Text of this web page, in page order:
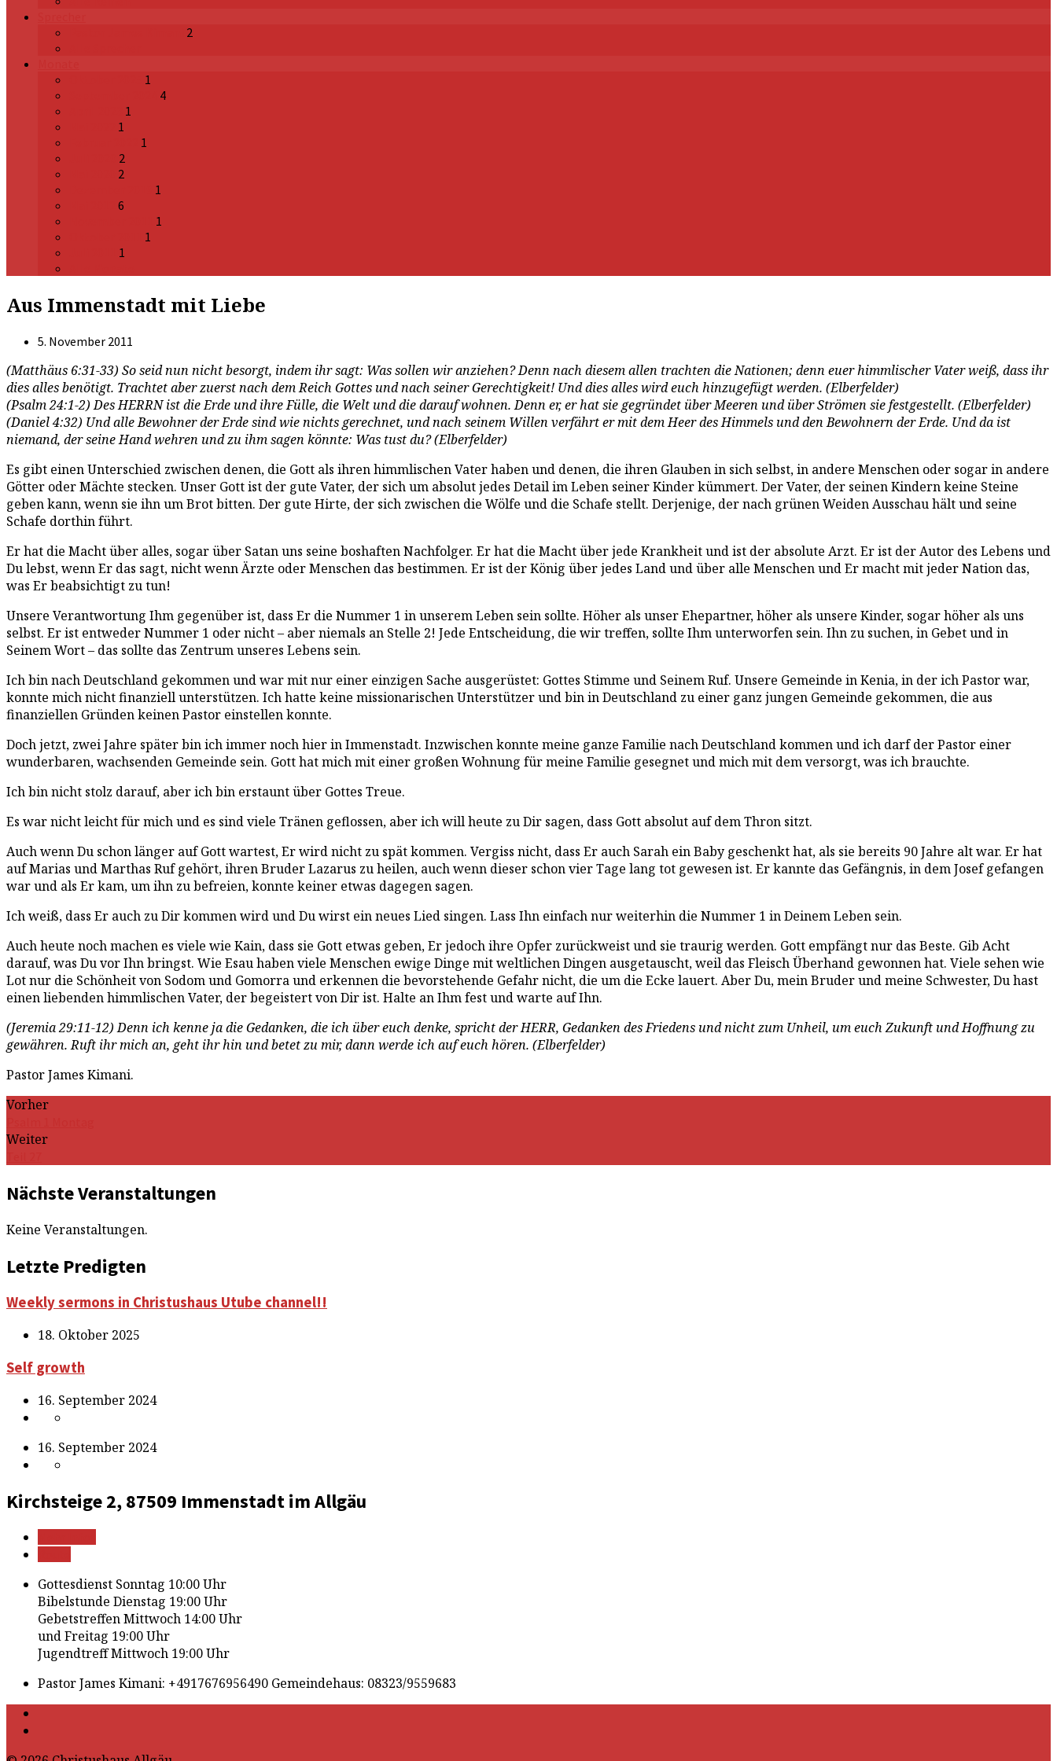
2
1
4
1
1
1
2
2
1
6
1
1
1
Aus Immenstadt mit Liebe
5. November 2011
(Matthäus 6:31-33) So seid nun nicht besorgt, indem ihr sagt: Was sollen wir anziehen? Denn nach diesem allen trachten die Nationen; denn euer himmlischer Vater weiß, dass ihr
dies alles benötigt. Trachtet aber zuerst nach dem Reich Gottes und nach seiner Gerechtigkeit! Und dies alles wird euch hinzugefügt werden. (Elberfelder)
(Psalm 24:1-2) Des HERRN ist die Erde und ihre Fülle, die Welt und die darauf wohnen. Denn er, er hat sie gegründet über Meeren und über Strömen sie festgestellt. (Elberfelder)
(Daniel 4:32) Und alle Bewohner der Erde sind wie nichts gerechnet, und nach seinem Willen verfährt er mit dem Heer des Himmels und den Bewohnern der Erde. Und da ist
niemand, der seine Hand wehren und zu ihm sagen könnte: Was tust du? (Elberfelder)
Es gibt einen Unterschied zwischen denen, die Gott als ihren himmlischen Vater haben und denen, die ihren Glauben in sich selbst, in andere Menschen oder sogar in andere
Götter oder Mächte stecken. Unser Gott ist der gute Vater, der sich um absolut jedes Detail im Leben seiner Kinder kümmert. Der Vater, der seinen Kindern keine Steine
geben kann, wenn sie ihn um Brot bitten. Der gute Hirte, der sich zwischen die Wölfe und die Schafe stellt. Derjenige, der nach grünen Weiden Ausschau hält und seine
Schafe dorthin führt.
Er hat die Macht über alles, sogar über Satan uns seine boshaften Nachfolger. Er hat die Macht über jede Krankheit und ist der absolute Arzt. Er ist der Autor des Lebens und
Du lebst, wenn Er das sagt, nicht wenn Ärzte oder Menschen das bestimmen. Er ist der König über jedes Land und über alle Menschen und Er macht mit jeder Nation das,
was Er beabsichtigt zu tun!
Unsere Verantwortung Ihm gegenüber ist, dass Er die Nummer 1 in unserem Leben sein sollte. Höher als unser Ehepartner, höher als unsere Kinder, sogar höher als uns
selbst. Er ist entweder Nummer 1 oder nicht – aber niemals an Stelle 2! Jede Entscheidung, die wir treffen, sollte Ihm unterworfen sein. Ihn zu suchen, in Gebet und in
Seinem Wort – das sollte das Zentrum unseres Lebens sein.
Ich bin nach Deutschland gekommen und war mit nur einer einzigen Sache ausgerüstet: Gottes Stimme und Seinem Ruf. Unsere Gemeinde in Kenia, in der ich Pastor war,
konnte mich nicht finanziell unterstützen. Ich hatte keine missionarischen Unterstützer und bin in Deutschland zu einer ganz jungen Gemeinde gekommen, die aus
finanziellen Gründen keinen Pastor einstellen konnte.
Doch jetzt, zwei Jahre später bin ich immer noch hier in Immenstadt. Inzwischen konnte meine ganze Familie nach Deutschland kommen und ich darf der Pastor einer
wunderbaren, wachsenden Gemeinde sein. Gott hat mich mit einer großen Wohnung für meine Familie gesegnet und mich mit dem versorgt, was ich brauchte.
Ich bin nicht stolz darauf, aber ich bin erstaunt über Gottes Treue.
Es war nicht leicht für mich und es sind viele Tränen geflossen, aber ich will heute zu Dir sagen, dass Gott absolut auf dem Thron sitzt.
Auch wenn Du schon länger auf Gott wartest, Er wird nicht zu spät kommen. Vergiss nicht, dass Er auch Sarah ein Baby geschenkt hat, als sie bereits 90 Jahre alt war. Er hat
auf Marias und Marthas Ruf gehört, ihren Bruder Lazarus zu heilen, auch wenn dieser schon vier Tage lang tot gewesen ist. Er kannte das Gefängnis, in dem Josef gefangen
war und als Er kam, um ihn zu befreien, konnte keiner etwas dagegen sagen.
Ich weiß, dass Er auch zu Dir kommen wird und Du wirst ein neues Lied singen. Lass Ihn einfach nur weiterhin die Nummer 1 in Deinem Leben sein.
Auch heute noch machen es viele wie Kain, dass sie Gott etwas geben, Er jedoch ihre Opfer zurückweist und sie traurig werden. Gott empfängt nur das Beste. Gib Acht
darauf, was Du vor Ihn bringst. Wie Esau haben viele Menschen ewige Dinge mit weltlichen Dingen ausgetauscht, weil das Fleisch Überhand gewonnen hat. Viele sehen wie
Lot nur die Schönheit von Sodom und Gomorra und erkennen die bevorstehende Gefahr nicht, die um die Ecke lauert. Aber Du, mein Bruder und meine Schwester, Du hast
einen liebenden himmlischen Vater, der begeistert von Dir ist. Halte an Ihm fest und warte auf Ihn.
(Jeremia 29:11-12) Denn ich kenne ja die Gedanken, die ich über euch denke, spricht der HERR, Gedanken des Friedens und nicht zum Unheil, um euch Zukunft und Hoffnung zu
gewähren. Ruft ihr mich an, geht ihr hin und betet zu mir, dann werde ich auf euch hören. (Elberfelder)
Pastor James Kimani.
Vorher
Weiter
Nächste Veranstaltungen
Keine Veranstaltungen.
Letzte Predigten
Weekly sermons in Christushaus Utube channel!!
18. Oktober 2025
Self growth
16. September 2024
16. September 2024
Kirchsteige 2, 87509 Immenstadt im Allgäu
Gottesdienst Sonntag 10:00 Uhr
Bibelstunde Dienstag 19:00 Uhr
Gebetstreffen Mittwoch 14:00 Uhr
und Freitag 19:00 Uhr
Jugendtreff Mittwoch 19:00 Uhr
Pastor James Kimani: +4917676956490 Gemeindehaus: 08323/9559683